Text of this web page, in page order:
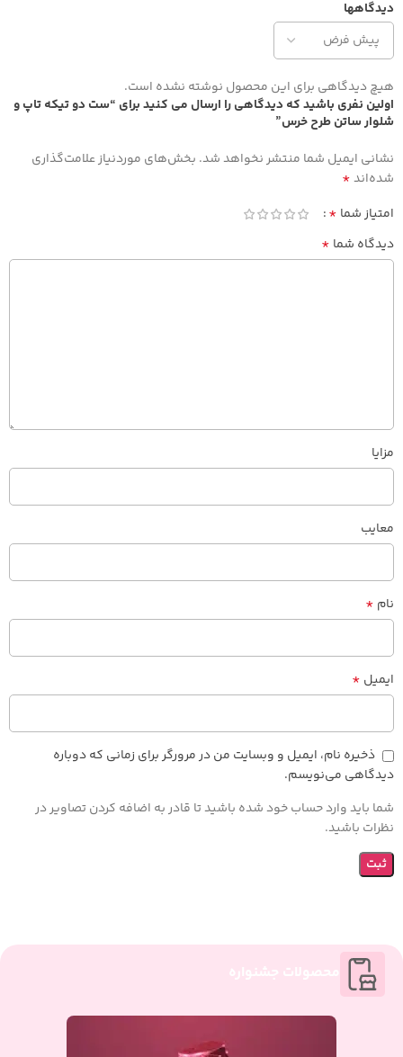
دیدگاهها
هیچ دیدگاهی برای این محصول نوشته نشده است.
اولین نفری باشید که دیدگاهی را ارسال می کنید برای “ست دو تیکه تاپ و
شلوار ساتن طرح خرس”
نشانی ایمیل شما منتشر نخواهد شد. بخش‌های موردنیاز علامت‌گذاری
شده‌اند*
امتیاز شما *
دیدگاه شما *
مزایا
معایب
نام *
ایمیل *
ذخیره نام، ایمیل و وبسایت من در مرورگر برای زمانی که دوباره
دیدگاهی می‌نویسم.
شما باید وارد حساب خود شده باشید تا قادر به اضافه کردن تصاویر در
نظرات باشید.
محصولات جشنواره